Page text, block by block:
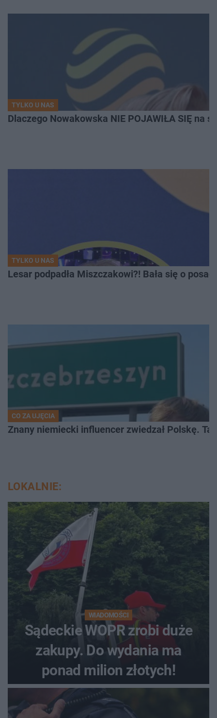
TYLKO U NAS
Dlaczego Nowakowska NIE POJAWIŁA SIĘ na
TYLKO U NAS
Lesar podpadła Miszczakowi?! Bała się o
CO ZA UJĘCIA
Znany niemiecki influencer zwiedzał Polskę.
LOKALNIE:
WIADOMOŚCI
Sądeckie WOPR zrobi duże
zakupy. Do wydania ma
ponad milion złotych!